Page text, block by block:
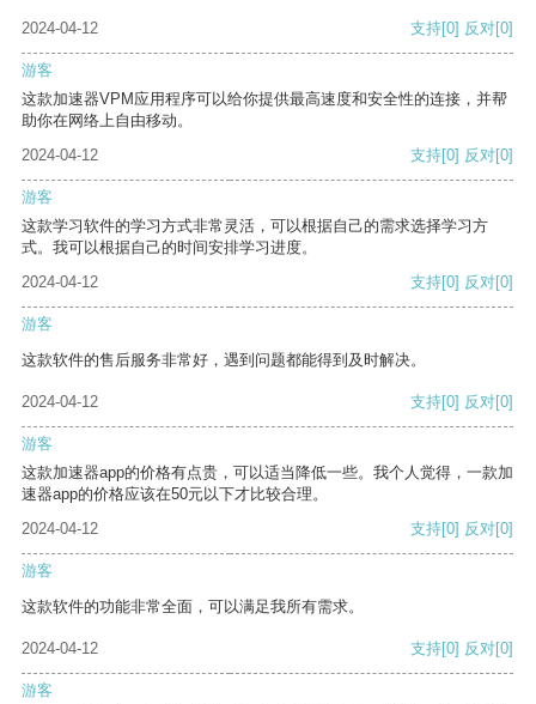
2024-04-12 支持[0] 反对[0]
游客
这款加速器VPM应用程序可以给你提供最高速度和安全性的连接，并帮
助你在网络上自由移动。
2024-04-12
支持[0] 反对[0]
游客
这款学习软件的学习方式非常灵活，可以根据自己的需求选择学习方
式。我可以根据自己的时间安排学习进度。
2024-04-12
支持[0] 反对[0]
游客
这款软件的售后服务非常好，遇到问题都能得到及时解决。
2024-04-12 支持[0] 反对[0]
游客
这款加速器app的价格有点贵，可以适当降低一些。我个人觉得，一款加
速器app的价格应该在50元以下才比较合理。
2024-04-12
支持[0] 反对[0]
游客
这款软件的功能非常全面，可以满足我所有需求。
2024-04-12 支持[0] 反对[0]
游客